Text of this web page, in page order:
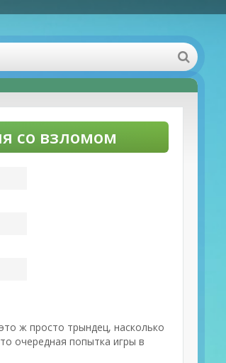
со взломом
ж просто трындец, насколько
очередная попытка игры в